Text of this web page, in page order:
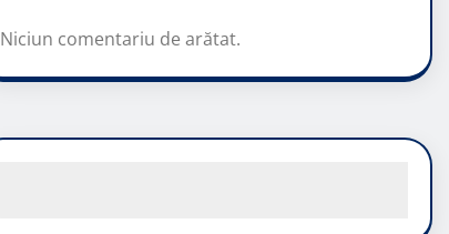
Niciun comentariu de arătat.